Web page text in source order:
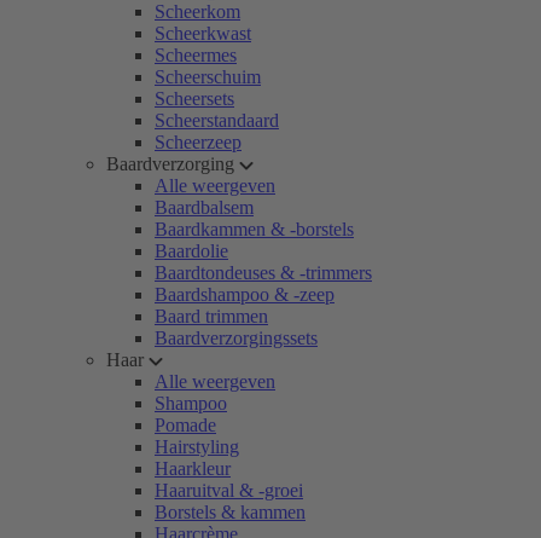
Scheerkom
Scheerkwast
Scheermes
Scheerschuim
Scheersets
Scheerstandaard
Scheerzeep
Baardverzorging
Alle weergeven
Baardbalsem
Baardkammen & -borstels
Baardolie
Baardtondeuses & -trimmers
Baardshampoo & -zeep
Baard trimmen
Baardverzorgingssets
Haar
Alle weergeven
Shampoo
Pomade
Hairstyling
Haarkleur
Haaruitval & -groei
Borstels & kammen
Haarcrème